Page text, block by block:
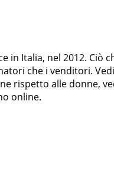
in Italia, nel 2012. Ciò
che i venditori.
rispetto alle donne,
online.